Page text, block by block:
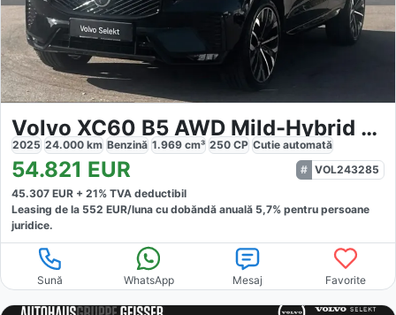
Volvo XC60 B5 AWD Mild-Hybrid Ultra
2025 24.000 km Benzină 1.969 cm³ 250 CP Cutie automată
54.821 EUR
VOL243285
45.307 EUR + 21% TVA deductibil
Leasing de la 552 EUR/luna cu dobăndă anuală 5,7% pentru persoane
juridice.
Sună WhatsApp Mesaj Favorite